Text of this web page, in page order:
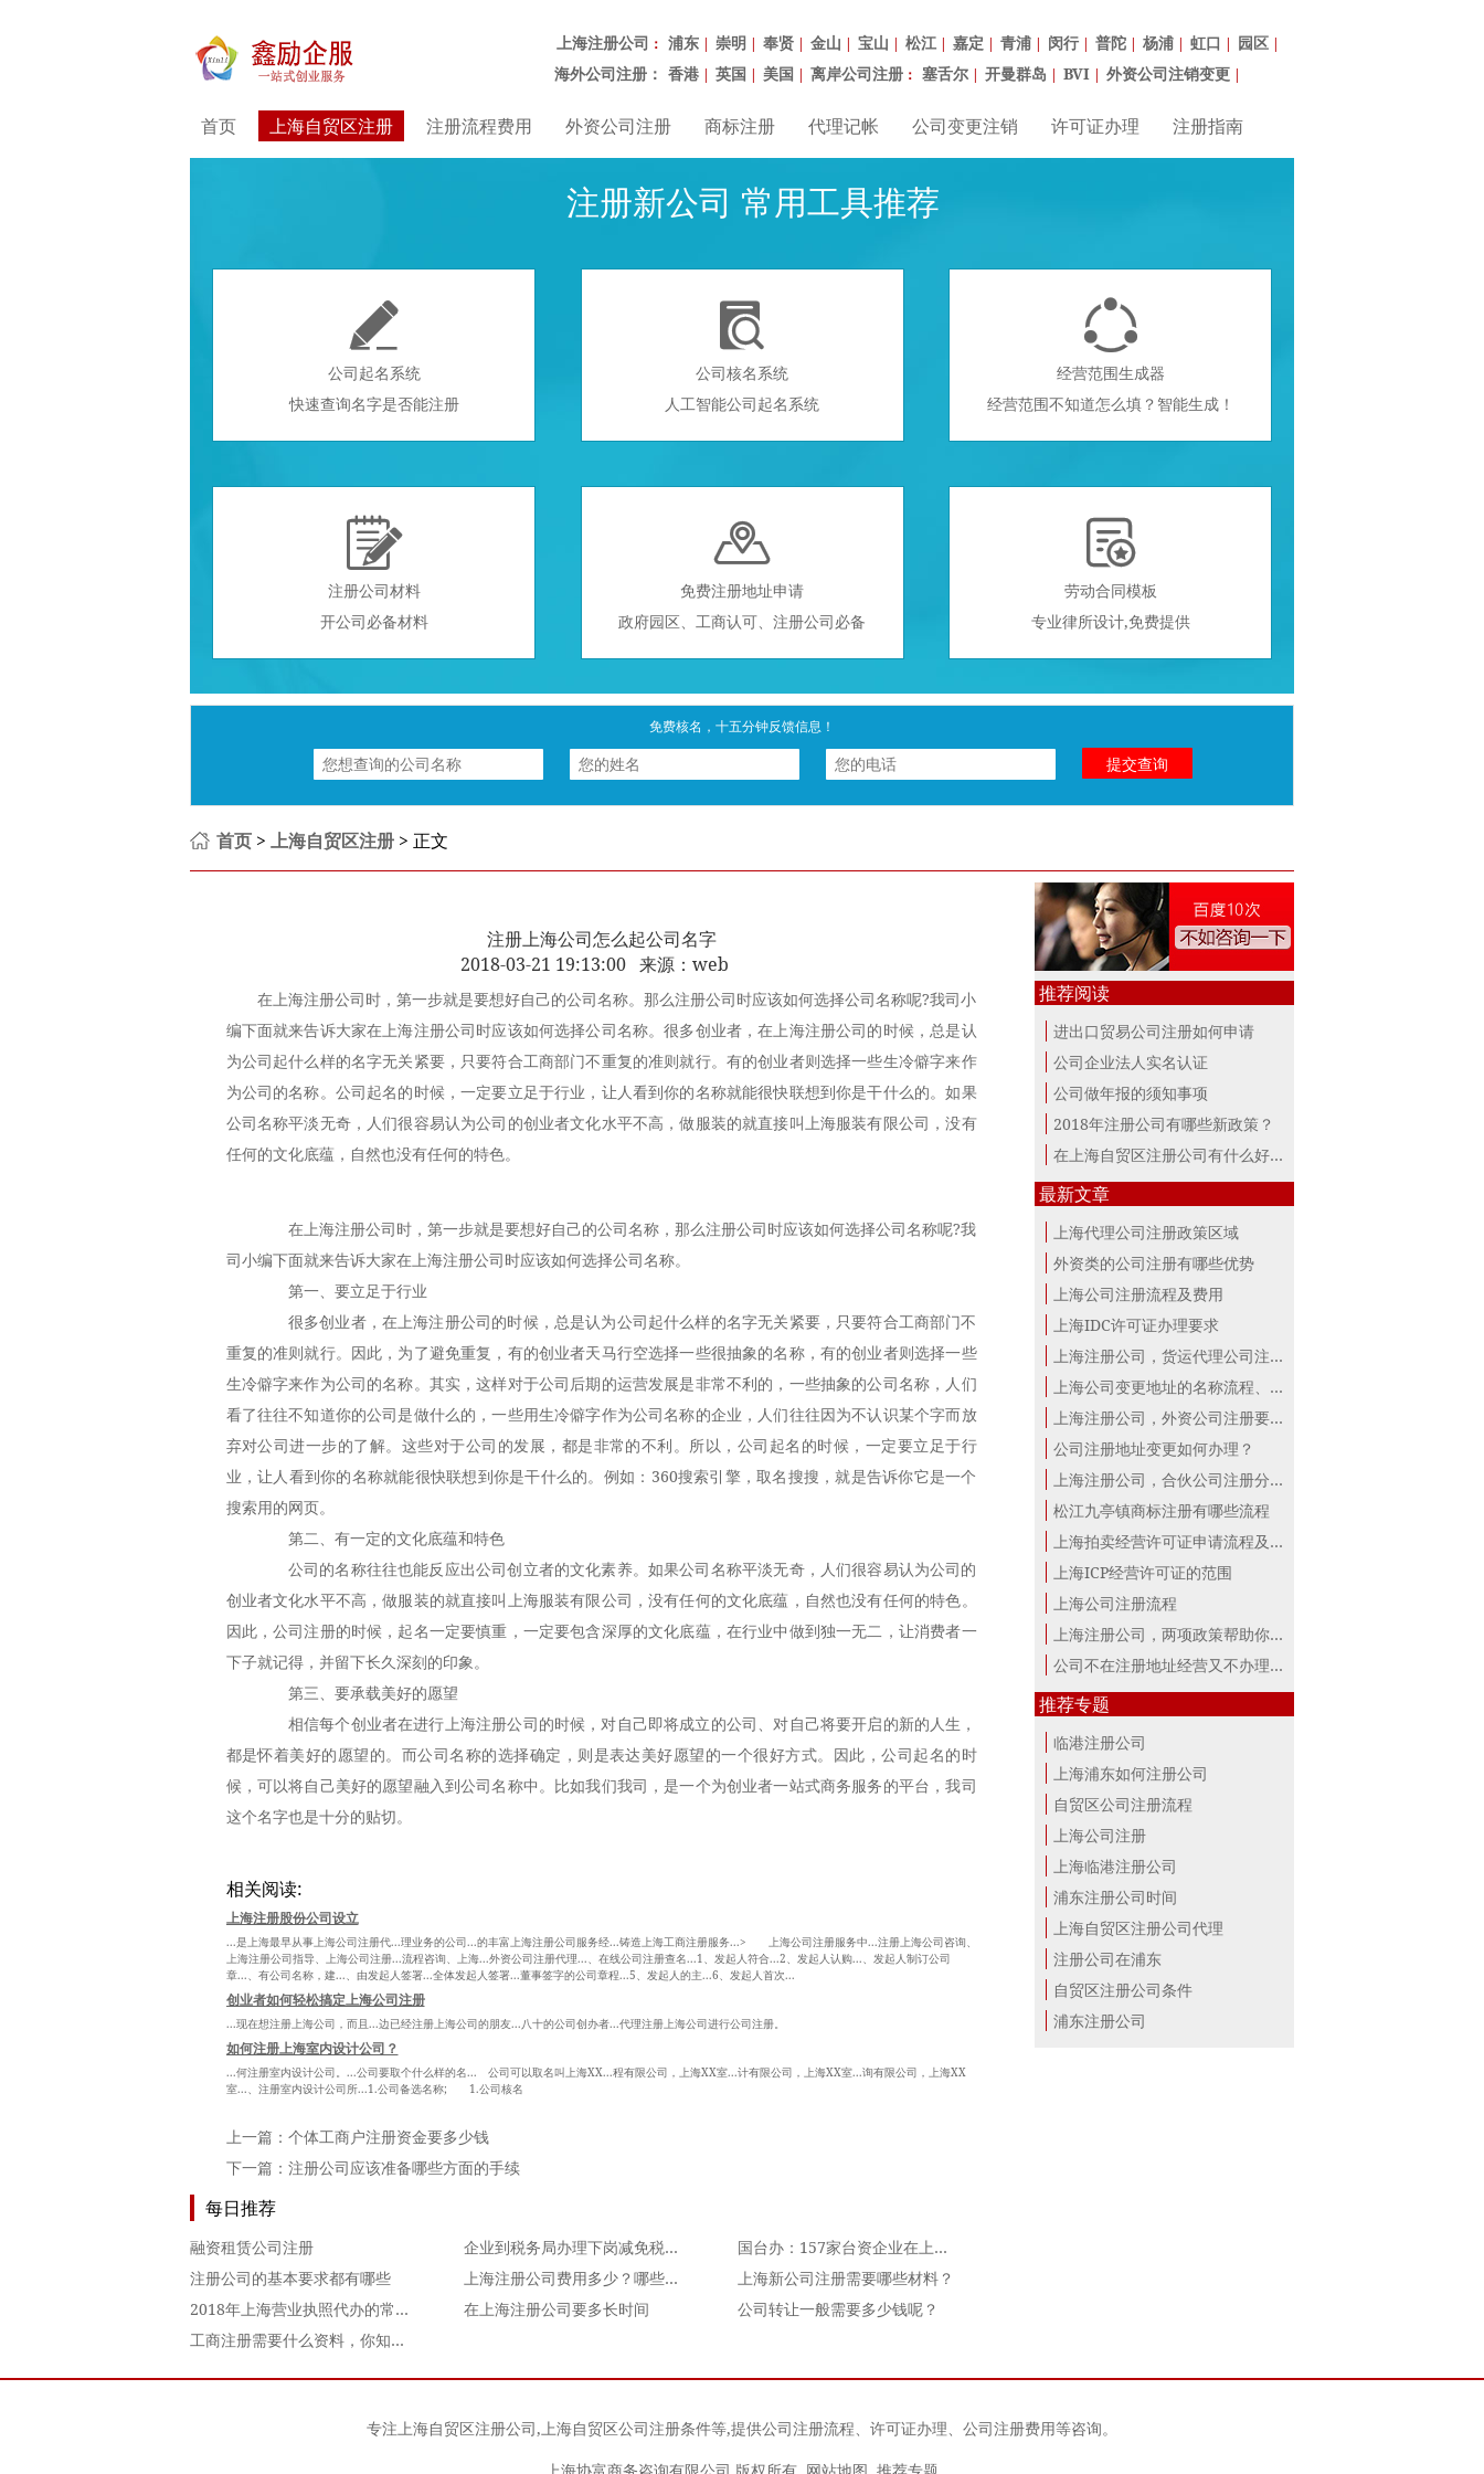
上海注册公司 ： 浦东 | 崇明 | 奉贤 | 金山 | 宝山 | 松江 | 嘉定 | 青浦 | 闵行 | 普陀 | 杨浦 | 虹口 | 园区 |
海外公司注册： 香港 | 英国 | 美国 | 离岸公司注册 ： 塞舌尔 | 开曼群岛 | BVI | 外资公司注销变更 |
首页 上海自贸区注册 注册流程费用 外资公司注册 商标注册 代理记帐 公司变更注销 许可证办理 注册指南
注册新公司 常用工具推荐

公司起名系统
快速查询名字是否能注册

公司核名系统
人工智能公司起名系统

经营范围生成器
经营范围不知道怎么填？智能生成！

注册公司材料
开公司必备材料

免费注册地址申请
政府园区、工商认可、注册公司必备

劳动合同模板
专业律所设计,免费提供
免费核名，十五分钟反馈信息！
首页 > 上海自贸区注册 > 正文
注册上海公司怎么起公司名字
2018-03-21 19:13:00 来源：web
在上海注册公司时，第一步就是要想好自己的公司名称。那么注册公司时应该如何选择公司名称呢?我司小
编下面就来告诉大家在上海注册公司时应该如何选择公司名称。很多创业者，在上海注册公司的时候，总是认
为公司起什么样的名字无关紧要，只要符合工商部门不重复的准则就行。有的创业者则选择一些生冷僻字来作
为公司的名称。公司起名的时候，一定要立足于行业，让人看到你的名称就能很快联想到你是干什么的。如果
公司名称平淡无奇，人们很容易认为公司的创业者文化水平不高，做服装的就直接叫上海服装有限公司，没有
任何的文化底蕴，自然也没有任何的特色。
在上海注册公司时，第一步就是要想好自己的公司名称，那么注册公司时应该如何选择公司名称呢?我
司小编下面就来告诉大家在上海注册公司时应该如何选择公司名称。
第一、要立足于行业
很多创业者，在上海注册公司的时候，总是认为公司起什么样的名字无关紧要，只要符合工商部门不
重复的准则就行。因此，为了避免重复，有的创业者天马行空选择一些很抽象的名称，有的创业者则选择一些
生冷僻字来作为公司的名称。其实，这样对于公司后期的运营发展是非常不利的，一些抽象的公司名称，人们
看了往往不知道你的公司是做什么的，一些用生冷僻字作为公司名称的企业，人们往往因为不认识某个字而放
弃对公司进一步的了解。这些对于公司的发展，都是非常的不利。所以，公司起名的时候，一定要立足于行
业，让人看到你的名称就能很快联想到你是干什么的。例如：360搜索引擎，取名搜搜，就是告诉你它是一个
搜索用的网页。
第二、有一定的文化底蕴和特色
公司的名称往往也能反应出公司创立者的文化素养。如果公司名称平淡无奇，人们很容易认为公司的
创业者文化水平不高，做服装的就直接叫上海服装有限公司，没有任何的文化底蕴，自然也没有任何的特色。
因此，公司注册的时候，起名一定要慎重，一定要包含深厚的文化底蕴，在行业中做到独一无二，让消费者一
下子就记得，并留下长久深刻的印象。
第三、要承载美好的愿望
相信每个创业者在进行上海注册公司的时候，对自己即将成立的公司、对自己将要开启的新的人生，
都是怀着美好的愿望的。而公司名称的选择确定，则是表达美好愿望的一个很好方式。因此，公司起名的时
候，可以将自己美好的愿望融入到公司名称中。比如我们我司，是一个为创业者一站式商务服务的平台，我司
这个名字也是十分的贴切。
相关阅读:
上海注册股份公司设立
...是上海最早从事上海公司注册代...理业务的公司...的丰富上海注册公司服务经...铸造上海工商注册服务...> 上海公司注册服务中...注册上海公司咨询、
上海注册公司指导、上海公司注册...流程咨询、上海...外资公司注册代理...、在线公司注册查名...1、发起人符合...2、发起人认购...、发起人制订公司
章...、有公司名称，建...、由发起人签署...全体发起人签署...董事签字的公司章程...5、发起人的主...6、发起人首次...
创业者如何轻松搞定上海公司注册
...现在想注册上海公司，而且...边已经注册上海公司的朋友...八十的公司创办者...代理注册上海公司进行公司注册。
如何注册上海室内设计公司？
...何注册室内设计公司。...公司要取个什么样的名... 公司可以取名叫上海XX...程有限公司，上海XX室...计有限公司，上海XX室...询有限公司，上海XX
室...、注册室内设计公司所...1.公司备选名称; 1.公司核名
上一篇： 个体工商户注册资金要多少钱
下一篇： 注册公司应该准备哪些方面的手续
每日推荐
融资租赁公司注册 企业到税务局办理下岗减免税，都要带什么资料？
国台办：157家台资企业在上海自贸区注册
注册公司的基本要求都有哪些
上海注册公司费用多少？哪些流程交费
上海新公司注册需要哪些材料？
2018年上海营业执照代办的常见问题有哪些？
在上海注册公司要多长时间
公司转让一般需要多少钱呢？
工商注册需要什么资料，你知道吗？
推荐阅读
进出口贸易公司注册如何申请
公司企业法人实名认证
公司做年报的须知事项
2018年注册公司有哪些新政策？
在上海自贸区注册公司有什么好处？
最新文章
上海代理公司注册政策区域
外资类的公司注册有哪些优势
上海公司注册流程及费用
上海IDC许可证办理要求
上海注册公司，货运代理公司注册条件！
上海公司变更地址的名称流程、材料、...
上海注册公司，外资公司注册要点！
公司注册地址变更如何办理？
上海注册公司，合伙公司注册分析！
松江九亭镇商标注册有哪些流程
上海拍卖经营许可证申请流程及材料
上海ICP经营许可证的范围
上海公司注册流程
上海注册公司，两项政策帮助你最大。
公司不在注册地址经营又不办理变更，...
推荐专题
临港注册公司
上海浦东如何注册公司
自贸区公司注册流程
上海公司注册
上海临港注册公司
浦东注册公司时间
上海自贸区注册公司代理
注册公司在浦东
自贸区注册公司条件
浦东注册公司
专注上海自贸区注册公司,上海自贸区公司注册条件等,提供公司注册流程、许可证办理、公司注册费用等咨询。